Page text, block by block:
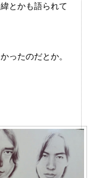
とかも語られて
ったのだとか。